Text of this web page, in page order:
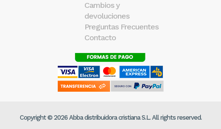
Cambios y
devoluciones
Preguntas Frecuentes
Contacto
Copyright © 2026 Abba distribuidora cristiana S.L. All rights reserved.